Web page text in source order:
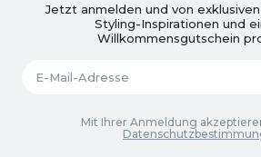
Jetzt anmelden und von
Styling-Inspirationen und
Willkommensgutschein
Mit Ihrer Anmeldung